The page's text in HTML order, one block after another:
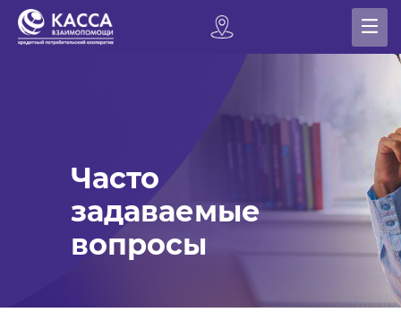
Часто
задаваемые
вопросы